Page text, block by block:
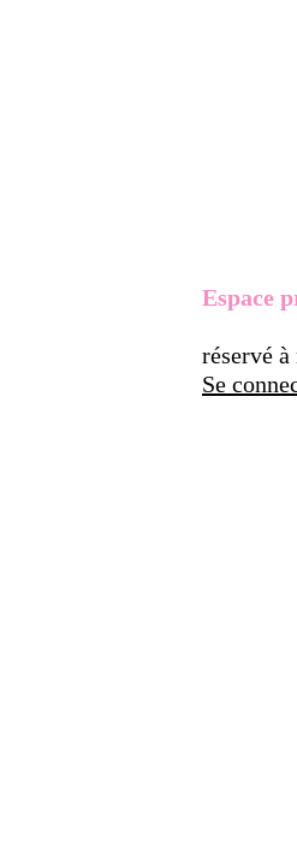
Espace
réservé à
Se